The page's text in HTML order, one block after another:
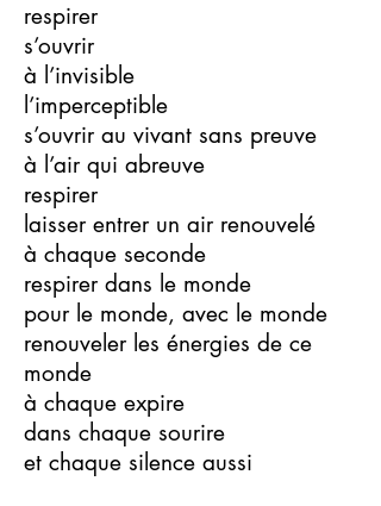
respirer
s’ouvrir
à l’invisible
l’imperceptible
s’ouvrir au vivant sans preuve
à l’air qui abreuve
respirer
laisser entrer un air renouvelé
à chaque seconde
respirer dans le monde
pour le monde, avec le monde
renouveler les énergies de ce
monde
à chaque expire
dans chaque sourire
et chaque silence aussi